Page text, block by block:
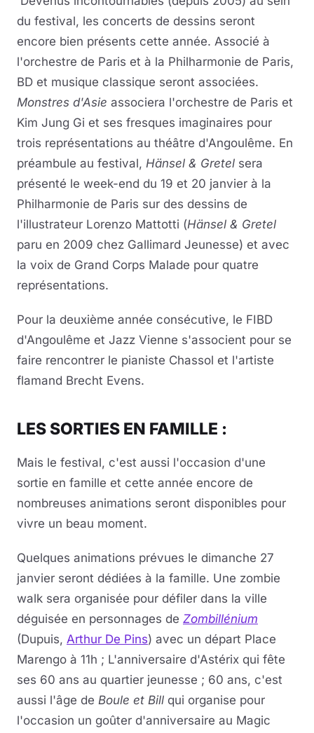
du festival, les concerts de dessins seront
encore bien présents cette année. Associé à
l'orchestre de Paris et à la Philharmonie de Paris,
BD et musique classique seront associées.
Monstres d'Asie associera l'orchestre de Paris et
Kim Jung Gi et ses fresques imaginaires pour
trois représentations au théâtre d'Angoulême. En
préambule au festival, Hänsel & Gretel sera
présenté le week-end du 19 et 20 janvier à la
Philharmonie de Paris sur des dessins de
l'illustrateur Lorenzo Mattotti (Hänsel & Gretel
paru en 2009 chez Gallimard Jeunesse) et avec
la voix de Grand Corps Malade pour quatre
représentations.
Pour la deuxième année consécutive, le FIBD
d'Angoulême et Jazz Vienne s'associent pour se
faire rencontrer le pianiste Chassol et l'artiste
flamand Brecht Evens.
LES SORTIES EN FAMILLE :
Mais le festival, c'est aussi l'occasion d'une
sortie en famille et cette année encore de
nombreuses animations seront disponibles pour
vivre un beau moment.
Quelques animations prévues le dimanche 27
janvier seront dédiées à la famille. Une zombie
walk sera organisée pour défiler dans la ville
déguisée en personnages de Zombillénium
(Dupuis, Arthur De Pins) avec un départ Place
Marengo à 11h ; L'anniversaire d'Astérix qui fête
ses 60 ans au quartier jeunesse ; 60 ans, c'est
aussi l'âge de Boule et Bill qui organise pour
l'occasion un goûter d'anniversaire au Magic